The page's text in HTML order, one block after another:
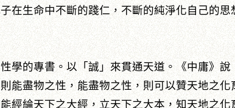
在生命中不斷的踐仁，不斷的純淨化自己的
學的專書。以「誠」來貫通天道。《中庸》
能盡物之性，能盡物之性，則可以贊天地之
經綸天下之大經，立天下之大本，知天地之